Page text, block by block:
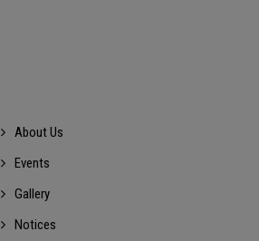
About Us
Events
Gallery
Notices